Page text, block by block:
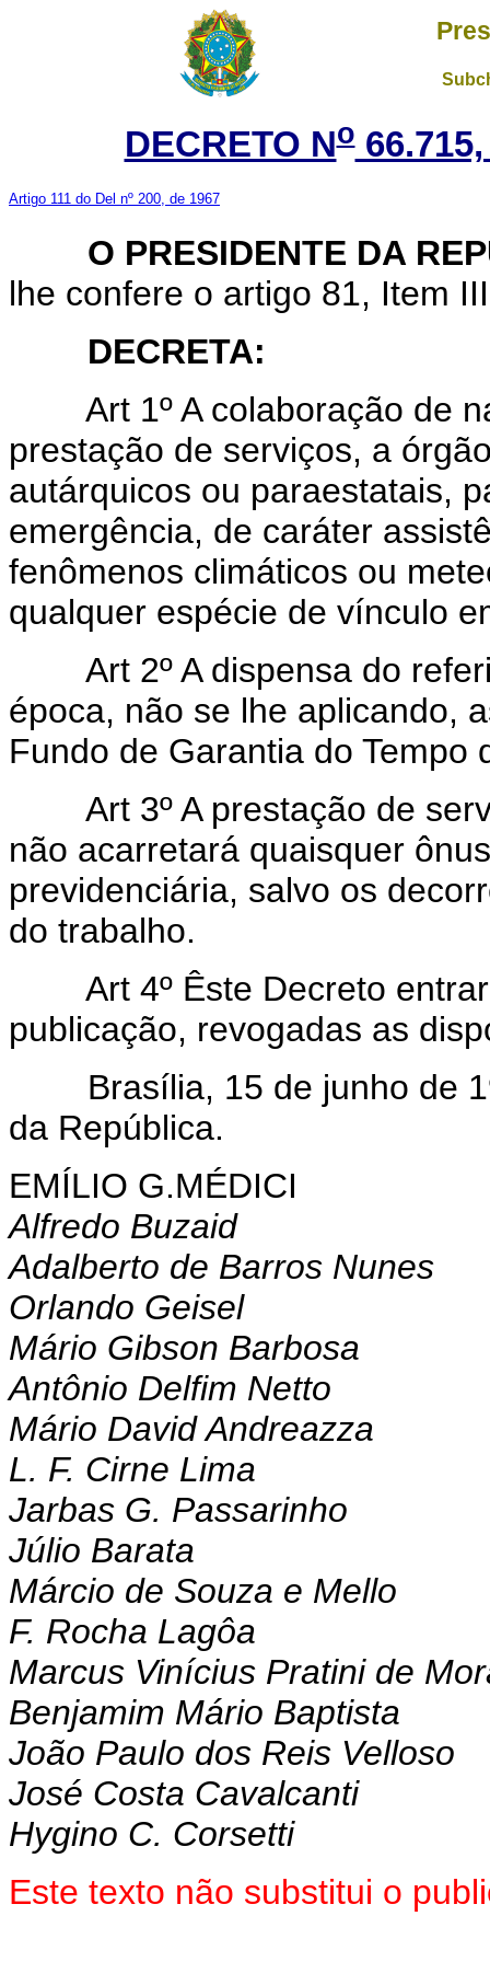
DECRETO No66.715,
Artigo 111 do Del nº 200, de 1967
O PRESIDENTE DA
lhe confere o artigo 81, Item
DECRETA:
Art 1º A colaboração de
prestação de serviços, a
autárquicos ou paraestatais,
emergência, de caráter
fenômenos climáticos ou
qualquer espécie de vínculo
Art 2º A dispensa do
época, não se lhe aplicando,
Fundo de Garantia do Tempo
Art 3º A prestação de
não acarretará quaisquer
previdenciária, salvo os
do trabalho.
Art 4º Êste Decreto
publicação, revogadas as
Brasília, 15 de junho de
da República.
EMÍLIO G.MÉDICI
Alfredo Buzaid
Adalberto de Barros Nunes
Orlando Geisel
Mário Gibson Barbosa
Antônio Delfim Netto
Mário David Andreazza
L. F. Cirne Lima
Jarbas G. Passarinho
Júlio Barata
Márcio de Souza e Mello
F. Rocha Lagôa
Marcus Vinícius Pratini de
Benjamim Mário Baptista
João Paulo dos Reis Velloso
José Costa Cavalcanti
Hygino C. Corsetti
Este texto não substitui o